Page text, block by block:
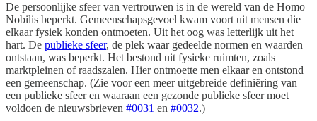
De persoonlijke sfeer van vertrouwen is in de wereld van de Homo
Nobilis beperkt. Gemeenschapsgevoel kwam voort uit mensen die
elkaar fysiek konden ontmoeten. Uit het oog was letterlijk uit het
hart. De publieke sfeer, de plek waar gedeelde normen en waarden
ontstaan, was beperkt. Het bestond uit fysieke ruimten, zoals
marktpleinen of raadszalen. Hier ontmoette men elkaar en ontstond
een gemeenschap. (Zie voor een meer uitgebreide definiëring van
een publieke sfeer en waaraan een gezonde publieke sfeer moet
voldoen de nieuwsbrieven #0031 en #0032.)